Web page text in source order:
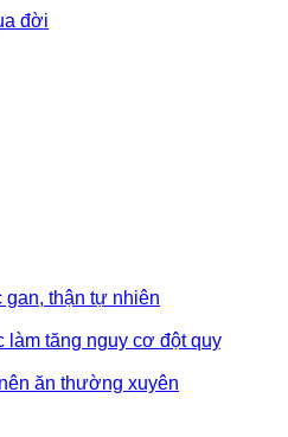
đời
gan, thận tự nhiên
làm tăng nguy cơ đột quỵ
ăn thường xuyên